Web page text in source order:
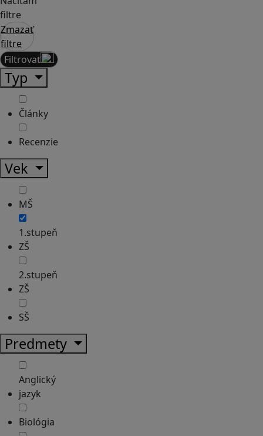
filtre
Zmazať
filtre
Filtrovať
Typ
Články
Recenzie
Vek
MŠ
1.stupeň
ZŠ
2.stupeň
ZŠ
SŠ
Predmety
Anglický
jazyk
Biológia